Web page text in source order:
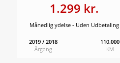
1.299 kr.
Månedlig ydelse - Uden Udbetaling
2019 / 2018
Årgang
110.000
KM